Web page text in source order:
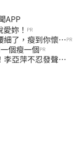
星聞APP
妳！ PR
細了，瘦到你懷疑PR
個瘦一個PR
李亞萍不忍發聲：